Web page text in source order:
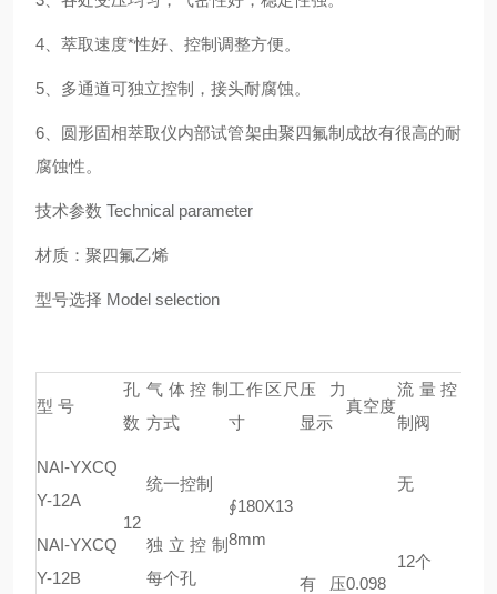
4、萃取速度*性好、控制调整方便。
5、多通道可独立控制，接头耐腐蚀。
6、圆形固相萃取仪内部试管架由聚四氟制成故有很高的耐
腐蚀性。
技术参数 Technical parameter
材质：聚四氟乙烯
型号选择 Model selection
型 号
孔
数
气体控制
方式
工作区尺
寸
压力
显示
真空度
流量控
制阀
NAI-YXCQ
Y-12A
12
统一控制
∮180X13
8mm
有压0.098
无
NAI-YXCQ
Y-12B
独立控制
每个孔
12个